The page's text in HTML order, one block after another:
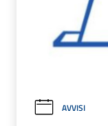
AVVISI